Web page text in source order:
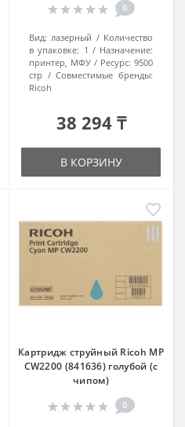
0
Вид: лазерный
Количество
в упаковке: 1
Назначение:
принтер, МФУ
Ресурс: 9500
стр
Совместимые бренды:
Ricoh
38 294 ₸
В КОРЗИНУ
Картридж струйный Ricoh MP
CW2200 (841636) голубой (с
чипом)
0